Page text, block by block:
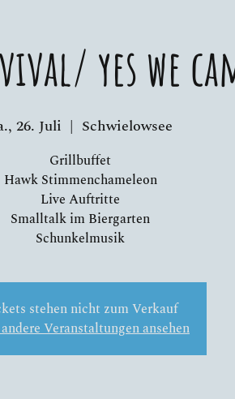
yes we
26. Juli
  |
Schwielowsee
Grillbuffet
Hawk Stimmenchameleon
Live Auftritte
Smalltalk im Biergarten
stehen nicht zum Verkauf
Veranstaltungen ansehen